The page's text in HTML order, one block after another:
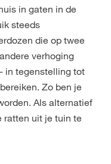
in gaten in de
steeds
die op twee
verhoging
in tegenstelling tot
Zo ben je
Als alternatief
ratten uit je tuin te